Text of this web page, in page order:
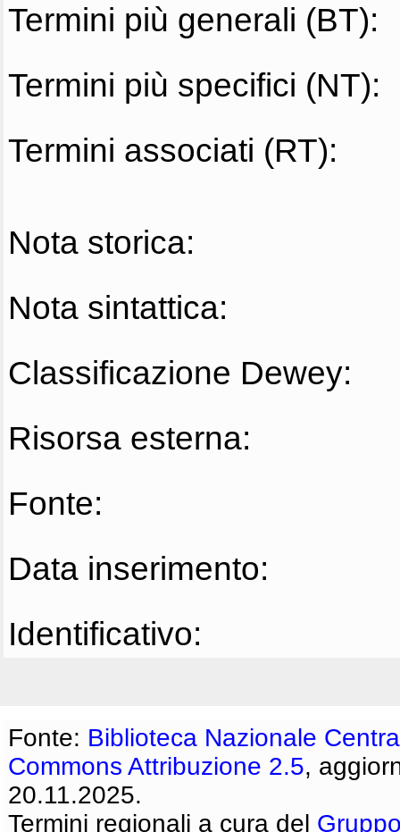
Termini più generali (BT):
Termini più specifici (NT):
Termini associati (RT):
Nota storica:
Nota sintattica:
Classificazione Dewey:
Risorsa esterna:
Fonte:
Data inserimento:
Identificativo:
Fonte: Biblioteca Nazionale
Commons Attribuzione 2.5,
20.11.2025.
Termini regionali a cura del